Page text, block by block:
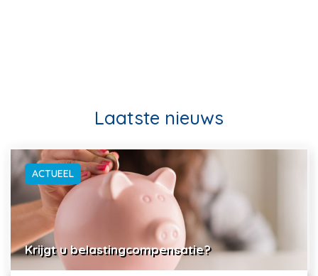
Laatste nieuws
ACTUEEL
Krijgt u belastingcompensatie?